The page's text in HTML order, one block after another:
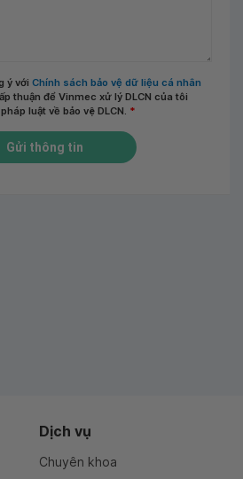
ý với Chính sách bảo vệ dữ liệu cá nhân
thuận để Vinmec xử lý DLCN của tôi
luật về bảo vệ DLCN. *
Gửi thông tin
Dịch vụ
Chuyên khoa